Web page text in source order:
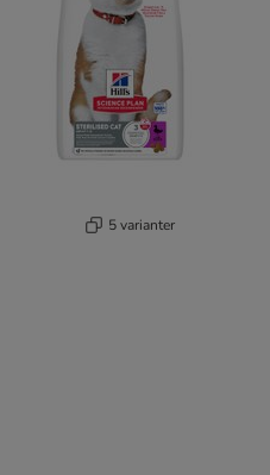
5 varianter